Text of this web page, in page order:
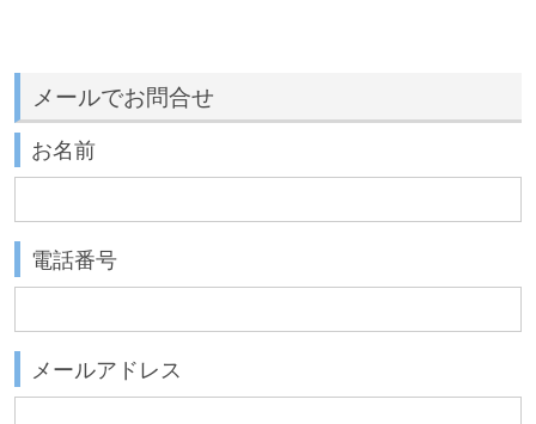
メールでお問合せ
お名前
電話番号
メールアドレス